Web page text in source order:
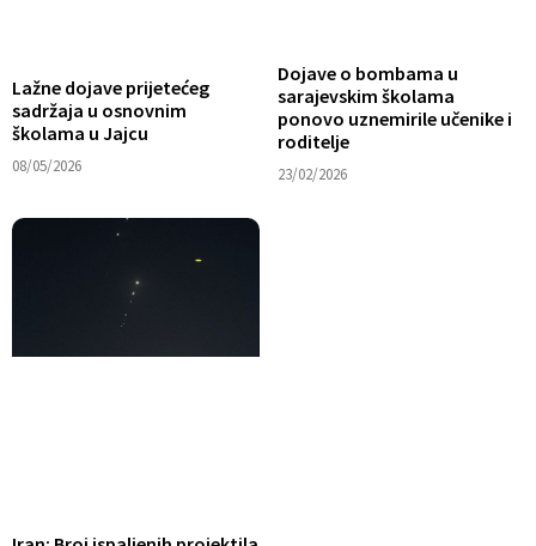
Lažne dojave prijetećeg
sadržaja u osnovnim
školama u Jajcu
08/05/2026
Dojave o bombama u
sarajevskim školama
ponovo uznemirile učenike i
roditelje
23/02/2026